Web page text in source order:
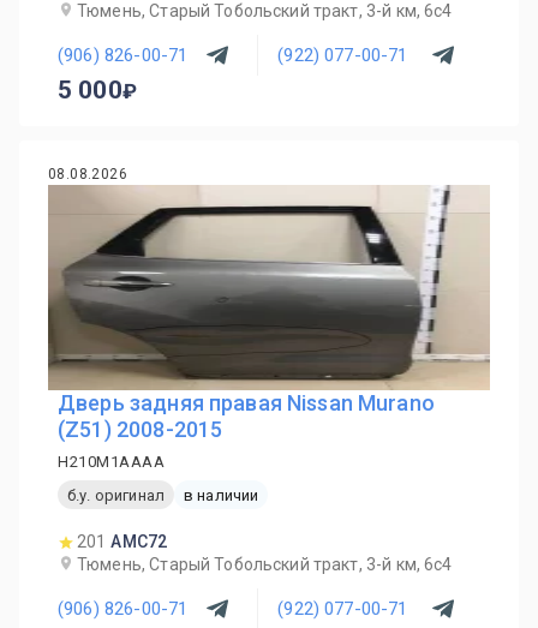
Тюмень, Старый Тобольский тракт, 3-й км, 6с4
(906) 826-00-71 (922) 077-00-71
5 000
08.08.2026
Дверь задняя правая Nissan Murano
(Z51) 2008-2015
H210M1AAAA
б.у. оригинал
в наличии
201 AMC72
Тюмень, Старый Тобольский тракт, 3-й км, 6с4
(906) 826-00-71 (922) 077-00-71